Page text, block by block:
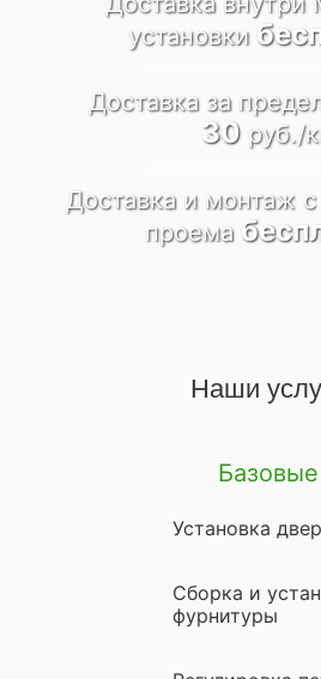
установки
Доставка за
30руб./
Доставка и монтаж
проема
Наши
Базовые
Установка
Сборка и
фурнитуры